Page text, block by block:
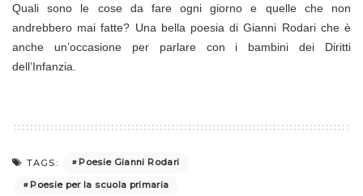
Quali sono le cose da fare ogni giorno e quelle che non
andrebbero mai fatte? Una bella poesia di Gianni Rodari che è
anche un’occasione per parlare con i bambini dei Diritti
dell’Infanzia.
TAGS:
Poesie Gianni Rodari
Poesie per la scuola primaria